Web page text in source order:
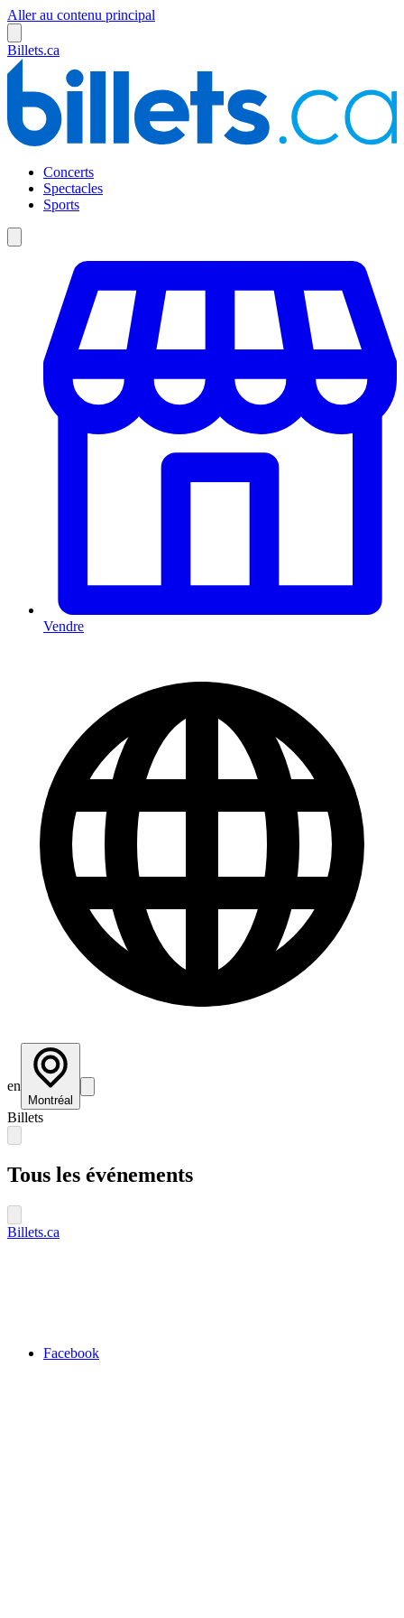
Aller au contenu principal
Billets.ca
Concerts
Spectacles
Sports
Vendre
en
Montréal
Billets
Tous les événements
Billets.ca
Facebook